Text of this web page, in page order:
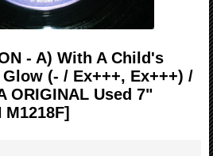
- A) With A Child's
(- / Ex+++, Ex+++) /
ORIGINAL Used 7"
M1218F]